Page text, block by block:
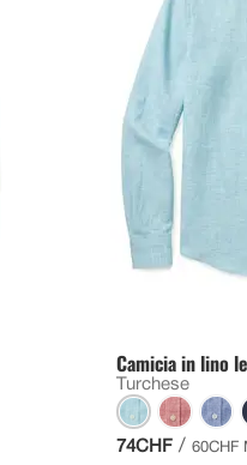
Camicia in lino
Turchese
74CHF / 60CHF